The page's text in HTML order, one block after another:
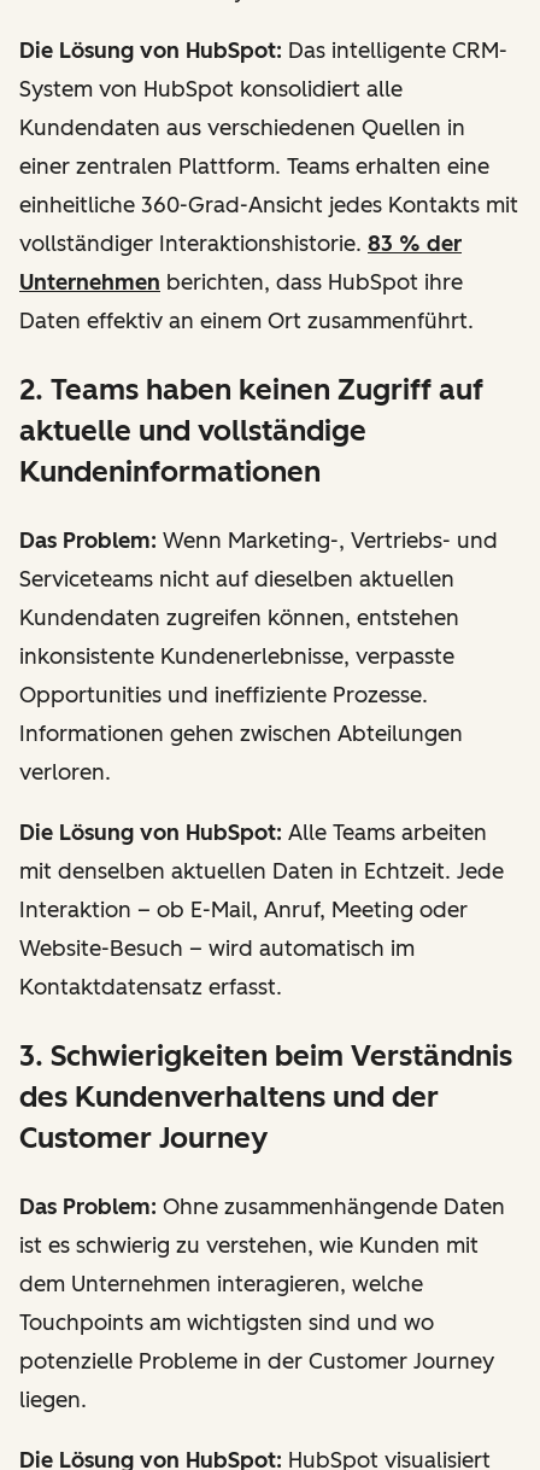
Die Lösung von HubSpot: Das intelligente CRM-
System von HubSpot konsolidiert alle
Kundendaten aus verschiedenen Quellen in
einer zentralen Plattform. Teams erhalten eine
einheitliche 360-Grad-Ansicht jedes Kontakts mit
vollständiger Interaktionshistorie. 83 % der
Unternehmen berichten, dass HubSpot ihre
Daten effektiv an einem Ort zusammenführt.
2. Teams haben keinen Zugriff auf
aktuelle und vollständige
Kundeninformationen
Das Problem: Wenn Marketing-, Vertriebs- und
Serviceteams nicht auf dieselben aktuellen
Kundendaten zugreifen können, entstehen
inkonsistente Kundenerlebnisse, verpasste
Opportunities und ineffiziente Prozesse.
Informationen gehen zwischen Abteilungen
verloren.
Die Lösung von HubSpot: Alle Teams arbeiten
mit denselben aktuellen Daten in Echtzeit. Jede
Interaktion – ob E-Mail, Anruf, Meeting oder
Website-Besuch – wird automatisch im
Kontaktdatensatz erfasst.
3. Schwierigkeiten beim Verständnis
des Kundenverhaltens und der
Customer Journey
Das Problem: Ohne zusammenhängende Daten
ist es schwierig zu verstehen, wie Kunden mit
dem Unternehmen interagieren, welche
Touchpoints am wichtigsten sind und wo
potenzielle Probleme in der Customer Journey
liegen.
Die Lösung von HubSpot: HubSpot visualisiert